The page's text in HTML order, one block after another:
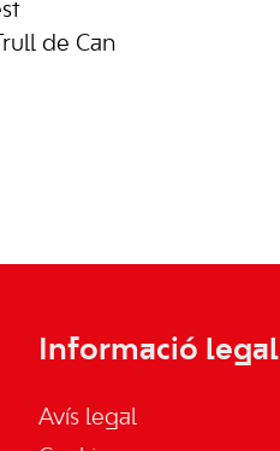
de Can
Informació legal
Avís legal